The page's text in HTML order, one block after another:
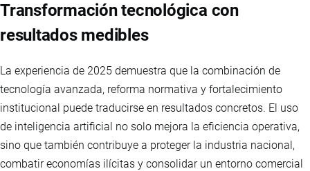
Transformación tecnológica con
resultados medibles
La experiencia de 2025 demuestra que la combinación de
tecnología avanzada, reforma normativa y fortalecimiento
institucional puede traducirse en resultados concretos. El uso
de inteligencia artificial no solo mejora la eficiencia operativa,
sino que también contribuye a proteger la industria nacional,
combatir economías ilícitas y consolidar un entorno comercial